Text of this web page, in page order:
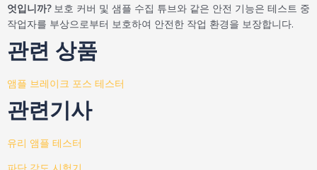
엇입니까?보호 커버 및 샘플 수집 튜브와 같은 안전 기능은 테스트 중
작업자를 부상으로부터 보호하여 안전한 작업 환경을 보장합니다.
관련 상품
앰플 브레이크 포스 테스터
관련기사
유리 앰플 테스터